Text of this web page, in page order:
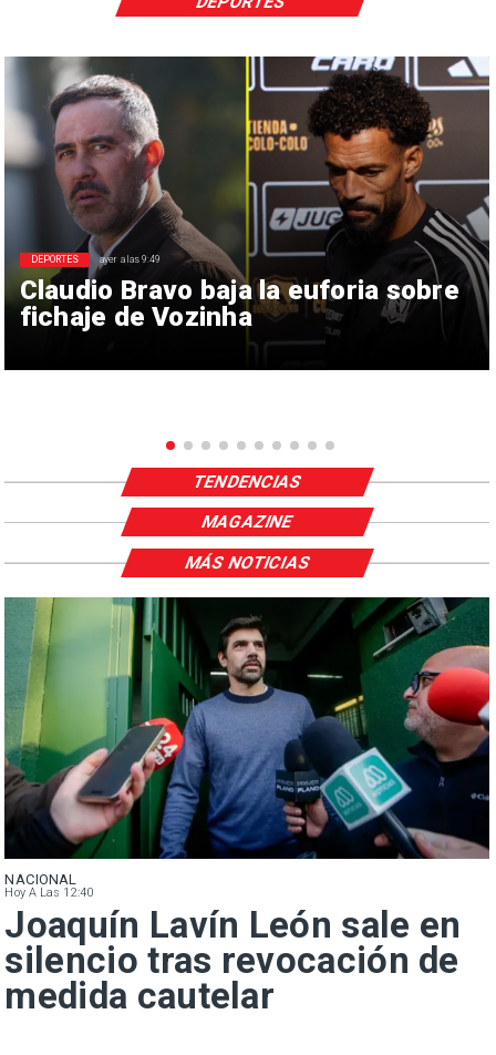
Claudio Bravo baja la euforia sobre
fichaje de Vozinha
DEPORTES ayer a las 9:49
TENDENCIAS
MAGAZINE
NACIONAL
Hoy A Las 12:40
Joaquín Lavín León sale en
silencio tras revocación de
medida cautelar
MÁS NOTICIAS